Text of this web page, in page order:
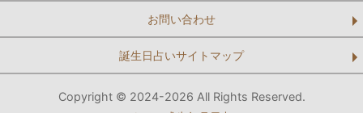
お問い合わせ
誕生日占いサイトマップ
Copyright © 2024-2026 All Rights Reserved.